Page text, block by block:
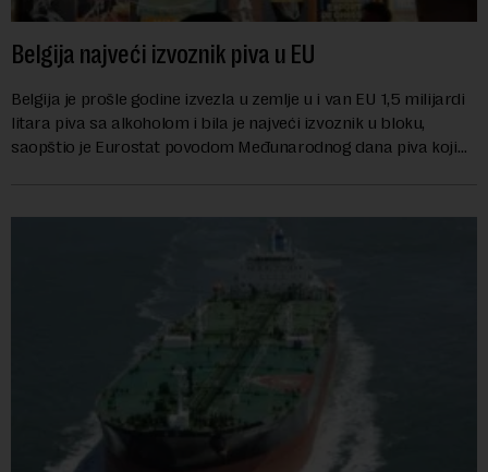
Belgija najveći izvoznik piva u EU
Belgija je prošle godine izvezla u zemlje u i van EU 1,5 milijardi
litara piva sa alkoholom i bila je najveći izvoznik u bloku,
saopštio je Eurostat povodom Međunarodnog dana piva koji